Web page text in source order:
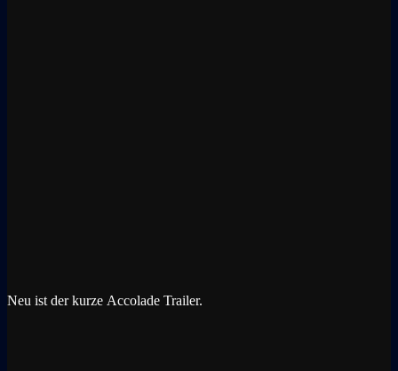
Neu ist der kurze Accolade Trailer.